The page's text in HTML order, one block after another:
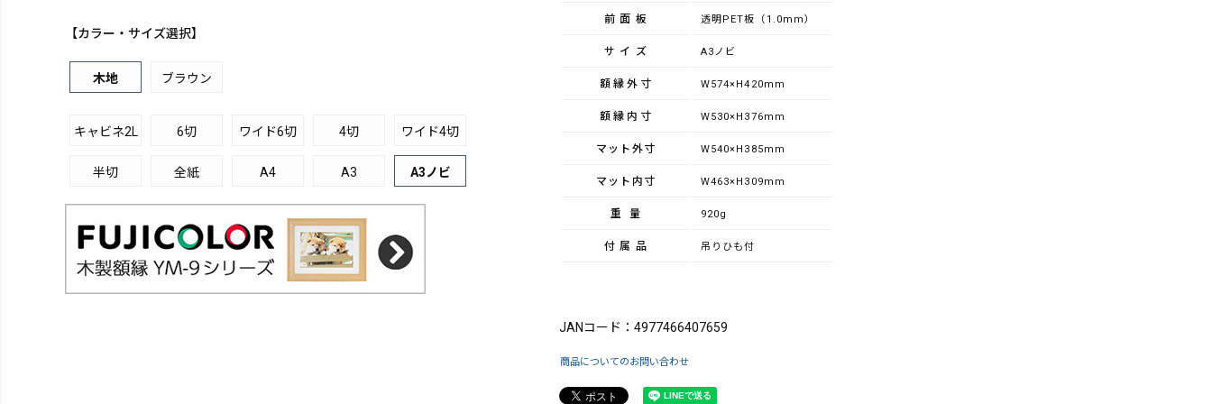
【カラー・サイズ選択】
木地 ブラウン
キャビネ2L 6切 ワイド6切 4切 ワイド4切
半切 全紙 A4 A3 A3ノビ
前面板 透明PET板（1.0mm）
サイズ A3ノビ
額縁外寸 W574×H420mm
額縁内寸 W530×H376mm
マット外寸 W540×H385mm
マット内寸 W463×H309mm
重量 920g
付属品 吊りひも付
JANコード：4977466407659
商品についてのお問い合わせ